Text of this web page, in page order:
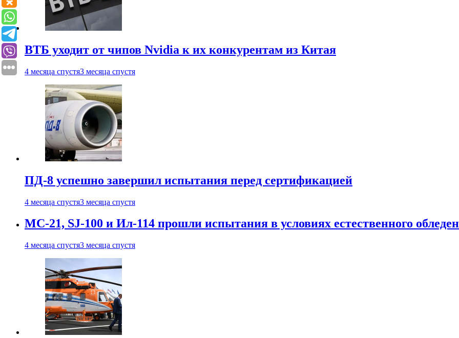
ВТБ уходит от чипов Nvidia к их конкурентам из Китая
4 месяца спустя3 месяца спустя
ПД-8 успешно завершил испытания перед сертификацией
4 месяца спустя3 месяца спустя
МС-21, SJ-100 и Ил-114 прошли испытания в условиях естественного
4 месяца спустя3 месяца спустя